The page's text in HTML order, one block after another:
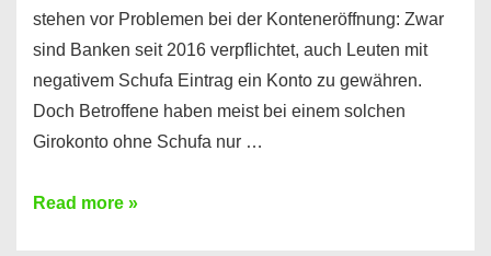
stehen vor Problemen bei der Konteneröffnung: Zwar
sind Banken seit 2016 verpflichtet, auch Leuten mit
negativem Schufa Eintrag ein Konto zu gewähren.
Doch Betroffene haben meist bei einem solchen
Girokonto ohne Schufa nur …
Günstiges
Read more »